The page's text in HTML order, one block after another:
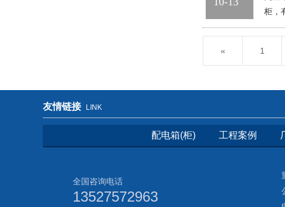
柜，
« 1
友情链接 LINK
配电箱(柜) 工程案例
全国咨询电话
13527572963